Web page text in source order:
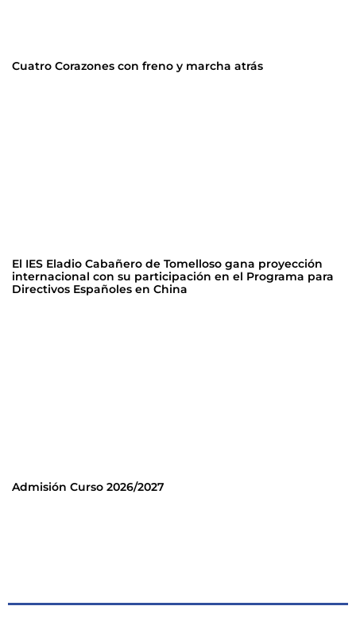
Cuatro Corazones con freno y marcha atrás
El IES Eladio Cabañero de Tomelloso gana proyección
internacional con su participación en el Programa para
Directivos Españoles en China
Admisión Curso 2026/2027